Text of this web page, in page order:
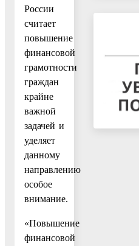
России
считает
повышение
финансовой
грамотности
граждан
крайне
важной
задачей и
уделяет
данному
направлению
особое
внимание.
«Повышение
финансовой